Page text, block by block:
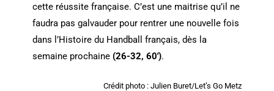
cette réussite française. C’est une maitrise qu’il ne
faudra pas galvauder pour rentrer une nouvelle fois
dans l’Histoire du Handball français, dès la
semaine prochaine (26-32, 60′).
Crédit photo : Julien Buret/Let’s Go Metz